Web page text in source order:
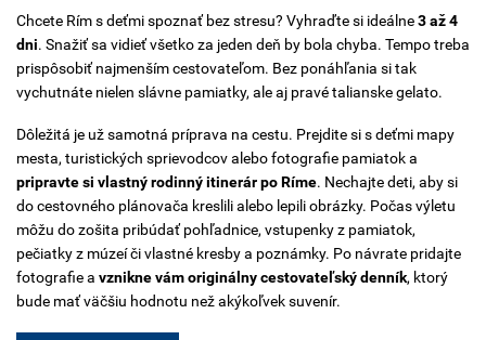
Chcete Rím s deťmi spoznať bez stresu? Vyhraďte si ideálne3 až 4
dni. Snažiť sa vidieť všetko za jeden deň by bola chyba. Tempo treba
prispôsobiť najmenším cestovateľom. Bez ponáhľania si tak
vychutnáte nielen slávne pamiatky, ale aj pravé talianske gelato.
Dôležitá je už samotná príprava na cestu. Prejdite si s deťmi mapy
mesta, turistických sprievodcov alebo fotografie pamiatok a
pripravte si vlastný rodinný itinerár po Ríme. Nechajte deti, aby si
do cestovného plánovača kreslili alebo lepili obrázky. Počas výletu
môžu do zošita pribúdať pohľadnice, vstupenky z pamiatok,
pečiatky z múzeí či vlastné kresby a poznámky. Po návrate pridajte
fotografie a vznikne vám originálny cestovateľský denník, ktorý
bude mať väčšiu hodnotu než akýkoľvek suvenír.